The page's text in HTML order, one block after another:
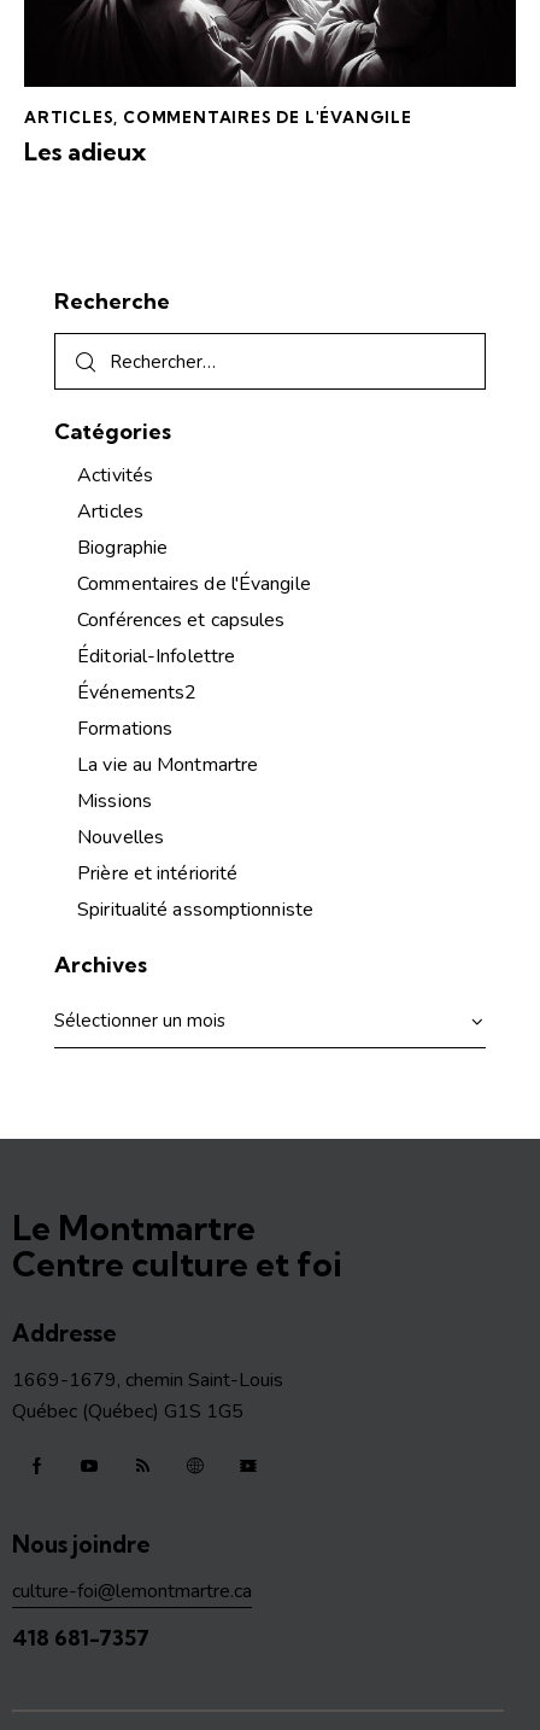
ARTICLES COMMENTAIRES DE L'ÉVANGILE
Les adieux
Recherche
Catégories
Activités
Articles
Biographie
Commentaires de l'Évangile
Conférences et capsules
Éditorial-Infolettre
Événements2
Formations
La vie au Montmartre
Missions
Nouvelles
Prière et intériorité
Spiritualité assomptionniste
Archives
Le Montmartre
Centre culture et foi
Addresse
1669-1679, chemin Saint-Louis
Québec (Québec) G1S 1G5
Nous joindre
culture-foi@lemontmartre.ca
418 681-7357